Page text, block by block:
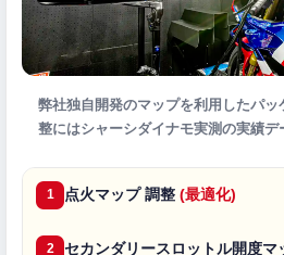
弊社独自開発のマップを利用したパ
整にはシャーシダイナモ実測の実績デ
1 点火マップ 調整 (最適化)
2 セカンダリースロットル開度マ